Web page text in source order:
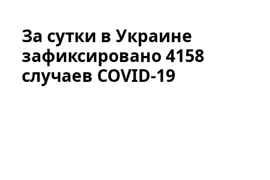
За сутки в Украине
зафиксировано 4158
случаев COVID-19